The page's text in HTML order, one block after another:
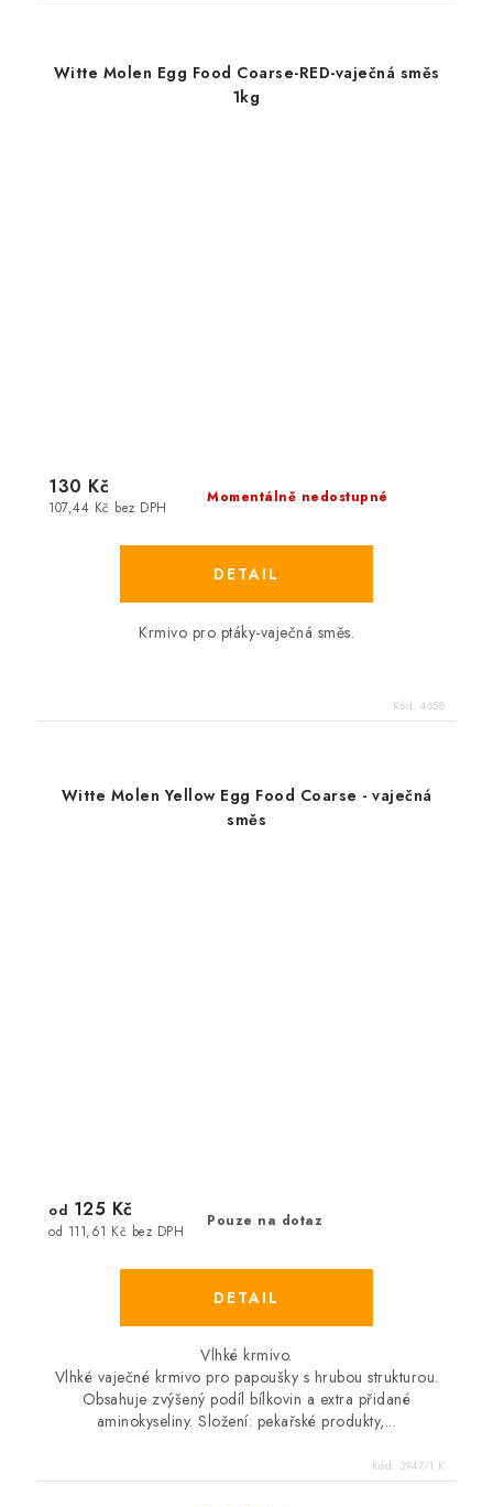
Witte Molen Egg Food Coarse-RED-vaječná směs
1kg
Momentálně nedostupné
107,44 Kč bez DPH
130 Kč
Krmivo pro ptáky-vaječná směs.
Kód: 4658
Witte Molen Yellow Egg Food Coarse - vaječná
směs
Pouze na dotaz
od 111,61 Kč bez DPH
od 125 Kč
Vlhké krmivo.
Vlhké vaječné krmivo pro papoušky s hrubou strukturou.
Obsahuje zvýšený podíl bílkovin a extra přidané
aminokyseliny. Složení: pekařské produkty,...
Kód: 3947/1 K